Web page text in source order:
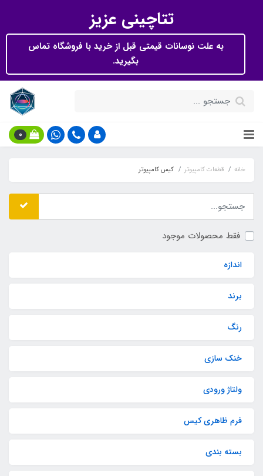
تتاچینی عزیز
به علت نوسانات قیمتی قبل از خرید با فروشگاه تماس
بگیرید.
0
خانه قطعات کامپیوتر کیس کامپیوتر
فقط محصولات موجود
اندازه
برند
رنگ
خنک سازی
ولتاژ ورودی
فرم ظاهری کیس
بسته بندی